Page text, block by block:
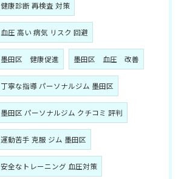
健康診断 再検査 対策
血圧 高い 病気 リスク 回避
墨田区 健康促進 墨田区 血圧 改善
丁寧な指導 パーソナルジム 墨田区
墨田区 パーソナルジム クチコミ 評判
運動苦手 克服 ジム 墨田区
安全なトレーニング 血圧対策